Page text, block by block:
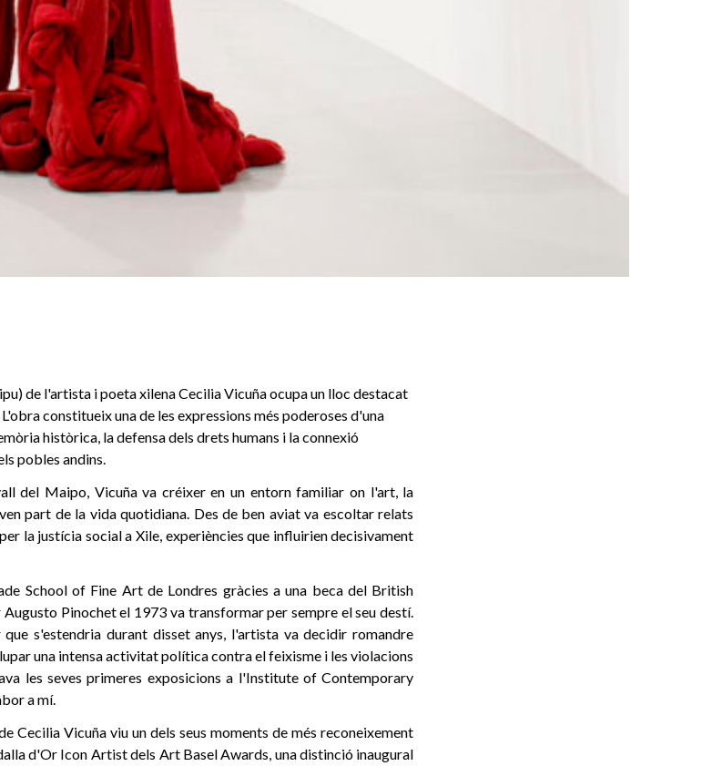
de l'artista i poeta xilena Cecilia Vicuña ocupa un lloc destacat
constitueix una de les expressions més poderoses d'una
històrica, la defensa dels drets humans i la connexió
pobles andins.
del Maipo, Vicuña va créixer en un entorn familiar on l'art, la
part de la vida quotidiana. Des de ben aviat va escoltar relats
la justícia social a Xile, experiències que influirien decisivament
School of Fine Art de Londres gràcies a una beca del British
Pinochet el 1973 va transformar per sempre el seu destí.
s'estendria durant disset anys, l'artista va decidir romandre
una intensa activitat política contra el feixisme i les violacions
les seves primeres exposicions a l'Institute of Contemporary
a mí.
Cecilia Vicuña viu un dels seus moments de més reconeixement
d'Or Icon Artist dels Art Basel Awards, una distinció inaugural